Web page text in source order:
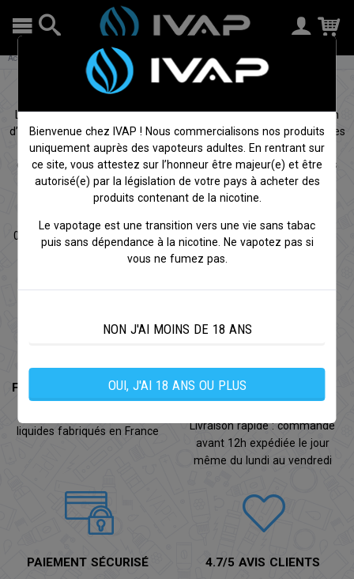
Accueil Arômes et concentrés Arômes Yogi
Arômes concentrés Yogi
Lesarômes Yogisont conçus aux Etats-Unis pour la fabrication
d’eliquide. Réalisés pour séduire tous les vapoteurs gourmands les
arômes Yogi sont à la fois riches et complexes. Les arômes
concentrés Yogi sont à mélanger dans une base neutre, ne pas
consommer pur.
0 article(s)
FABRICATION FRANÇAISE
liquides fabriqués en France
EXPÉDITION LE JOUR
MÊME
Livraison rapide : commande
avant 12h expédiée le jour
même du lundi au vendredi
PAIEMENT SÉCURISÉ 4.7/5 AVIS CLIENTS
Bienvenue chez IVAP ! Nous commercialisons nos produits
uniquement auprès des vapoteurs adultes. En rentrant sur
ce site, vous attestez sur l’honneur être majeur(e) et être
autorisé(e) par la législation de votre pays à acheter des
produits contenant de la nicotine.
Le vapotage est une transition vers une vie sans tabac
puis sans dépendance à la nicotine. Ne vapotez pas si
vous ne fumez pas.
NON J'AI MOINS DE 18 ANS
OUI, J'AI 18 ANS OU PLUS